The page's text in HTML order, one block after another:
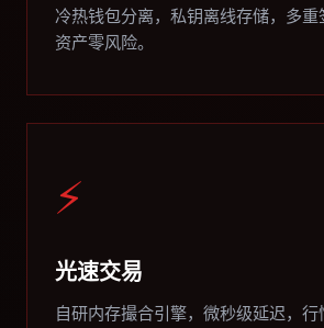
冷热钱包分离，私钥离线存储，多
资产零风险。
⚡
光速交易
自研内存撮合引擎，微秒级延迟，